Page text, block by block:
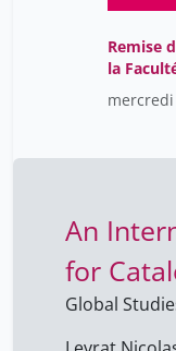
Remise
la
An
for
Global